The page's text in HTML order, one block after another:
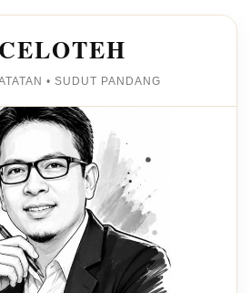
• SUDUT PANDANG